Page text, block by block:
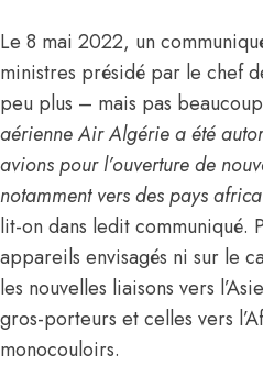
Le 8 mai 2022, un
ministres présidé par le chef
peu plus – mais pas
aérienneAir Algériea été
avions pour l’ouverture de
notamment vers des pays
lit-on dans ledit communiqué.
appareils envisagés ni sur le
les nouvelles liaisons vers
gros-porteurs et celles vers
monocouloirs.